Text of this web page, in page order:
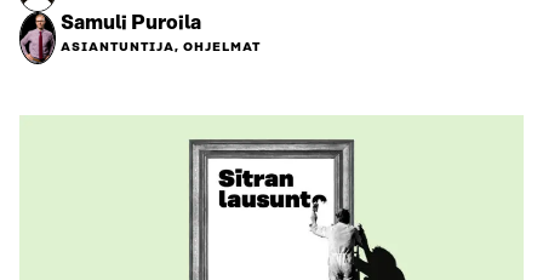
Samuli Puroila
ASIANTUNTIJA, OHJELMAT